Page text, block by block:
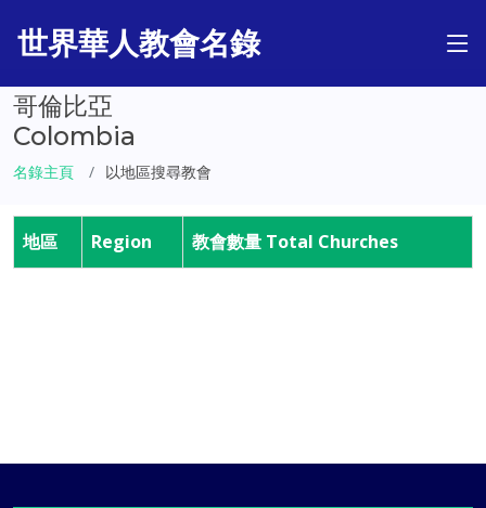
世界華人教會名錄
哥倫比亞
Colombia
名錄主頁 以地區搜尋教會
地區 Region 教會數量 Total Churches